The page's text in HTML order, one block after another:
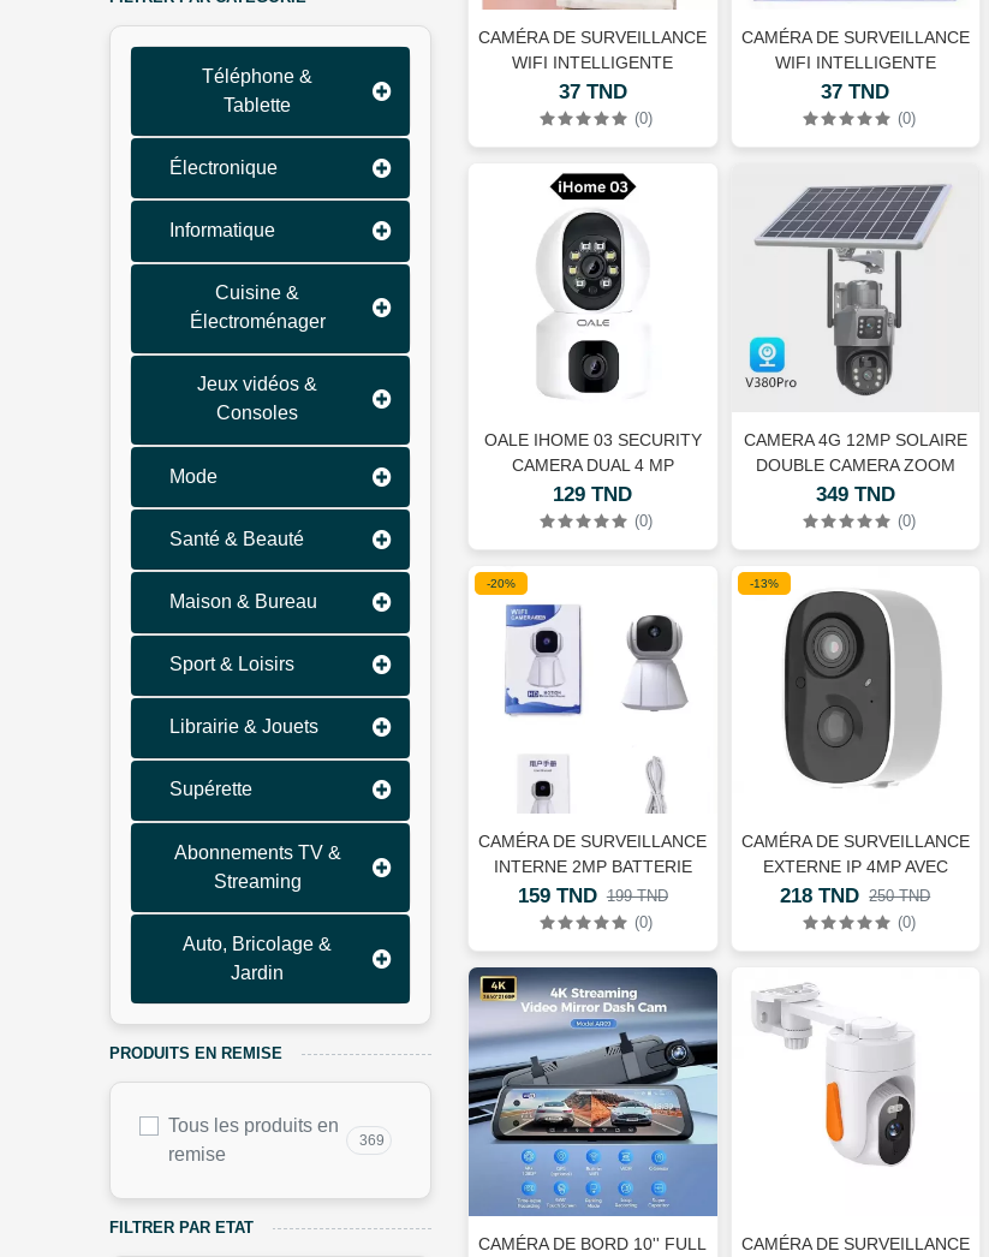
Téléphone &
Tablette
Électronique
Informatique
Cuisine &
Électroménager
Jeux vidéos &
Consoles
Mode
Santé & Beauté
Maison & Bureau
Sport & Loisirs
Librairie & Jouets
Supérette
Abonnements TV &
Streaming
Auto, Bricolage &
Jardin
PRODUITS EN REMISE
Tous les produits en
remise
369
FILTRER PAR ETAT
CAMÉRA DE SURVEILLANCE
WIFI INTELLIGENTE
JORTAN JT-8183HJS
37 TND
(0)
CAMÉRA DE SURVEILLANCE
WIFI INTELLIGENTE
JORTAN JT-8183HJS
37 TND
(0)
OALE IHOME 03 SECURITY
CAMERA DUAL 4 MP
129 TND
(0)
CAMERA 4G 12MP SOLAIRE
DOUBLE CAMERA ZOOM
X10
349 TND
(0)
-20%
CAMÉRA DE SURVEILLANCE
INTERNE 2MP BATTERIE
RECHARGEABLE
159 TND 199 TND
(0)
-13%
CAMÉRA DE SURVEILLANCE
EXTERNE IP 4MP AVEC
BATTERIE
RECHARGEABLE:5200MAH
218 TND 250 TND
(0)
CAMÉRA DE BORD 10'' FULL
CAMÉRA DE SURVEILLANCE